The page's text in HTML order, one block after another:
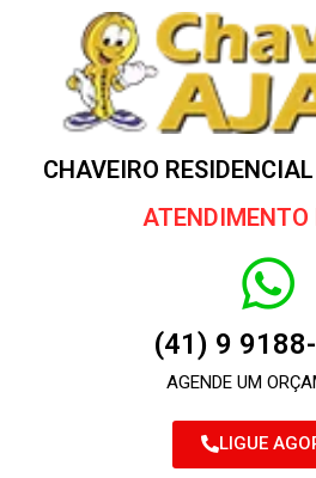
CHAVEIRO
ATENDIMENTO
(41) 9
AGENDE UM
LIGUE